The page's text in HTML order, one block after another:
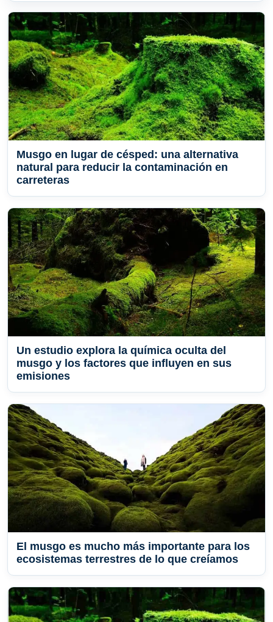
Musgo en lugar de césped: una alternativa
natural para reducir la contaminación en
carreteras
Un estudio explora la química oculta del
musgo y los factores que influyen en sus
emisiones
El musgo es mucho más importante para los
ecosistemas terrestres de lo que creíamos